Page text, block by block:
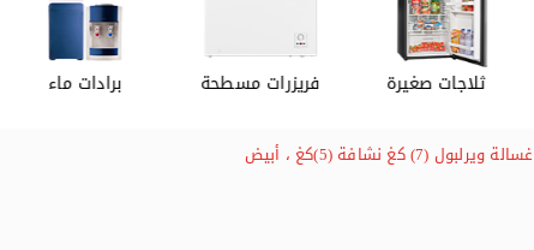
ثلاجات صغيرة فريزرات مسطحة برادات ماء
غسالة ويرلبول (7) كغ نشافة (5)كغ ، أبيض